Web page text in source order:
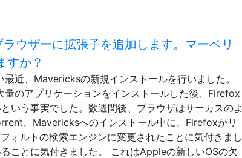
ウザーに拡張子を追加します。マーベリ
すか？
近、Mavericksの新規インストールを行いました。
のアプリケーションをインストールした後、Firefox
いう事実でした。数週間後、ブラウザはサーカスのよ
、Mavericksへのインストール中に、Firefoxがリ
ォルトの検索エンジンに変更されたことに気付きまし
ことに気付きました。 これはAppleの新しいOSの欠